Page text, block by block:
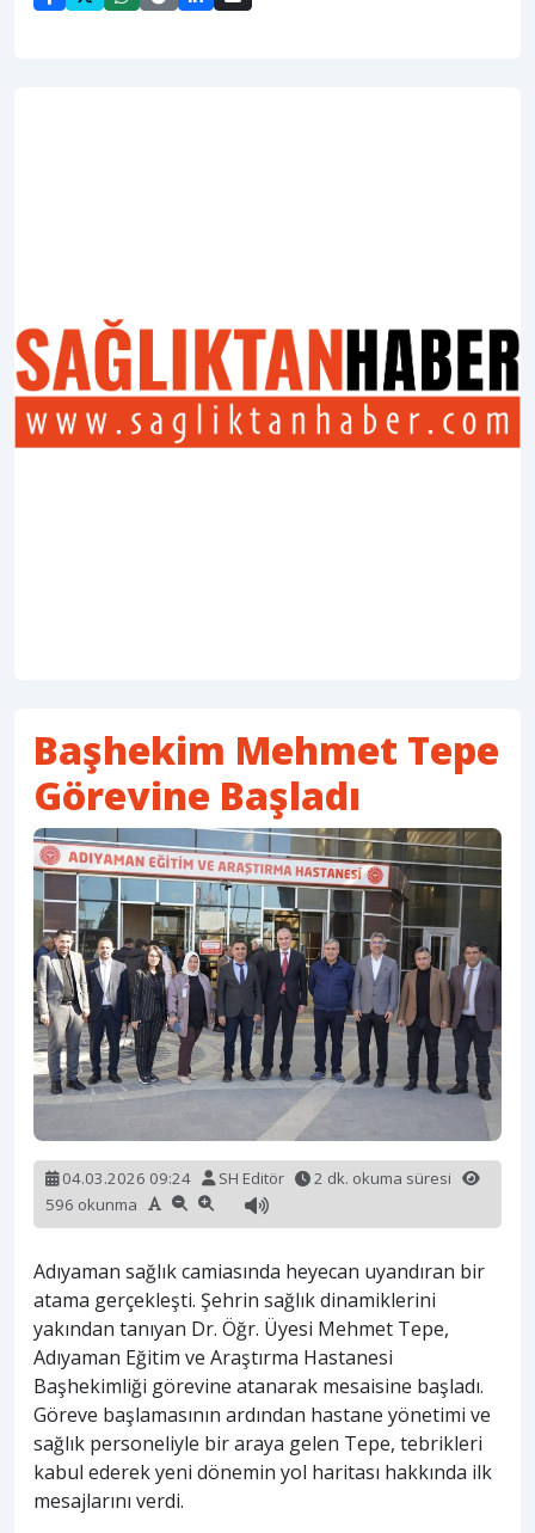
Başhekim Mehmet Tepe
Görevine Başladı
04.03.2026 09:24 SH Editör
2 dk. okuma süresi
596 okunma
Adıyaman sağlık camiasında heyecan uyandıran bir
atama gerçekleşti. Şehrin sağlık dinamiklerini
yakından tanıyan Dr. Öğr. Üyesi Mehmet Tepe,
Adıyaman Eğitim ve Araştırma Hastanesi
Başhekimliği görevine atanarak mesaisine başladı.
Göreve başlamasının ardından hastane yönetimi ve
sağlık personeliyle bir araya gelen Tepe, tebrikleri
kabul ederek yeni dönemin yol haritası hakkında ilk
mesajlarını verdi.